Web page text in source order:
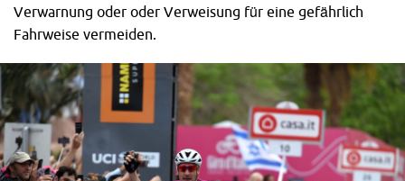
Verwarnung oder oder Verweisung für eine gefährlich
Fahrweise vermeiden.